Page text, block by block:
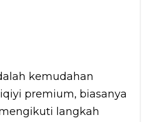
kemudahan
premium, biasanya
langkah